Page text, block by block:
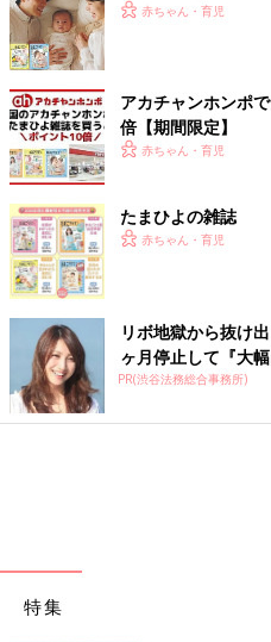
赤ちゃん・育児
アカチャンホンポ
倍【期間限定】
赤ちゃん・育児
たまひよの雑誌
赤ちゃん・育児
リボ地獄から抜け
ヶ月停止して『大
PR(渋谷法務総合事務所)
特集